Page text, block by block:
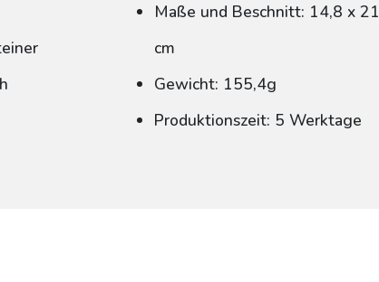
Maße und Beschnitt: 14,8 x 21
cm
Gewicht: 155,4g
Produktionszeit: 5 Werktage